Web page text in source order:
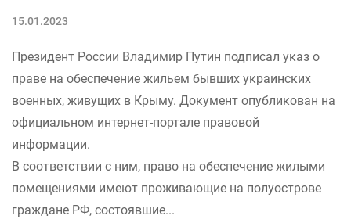
15.01.2023
Президент России Владимир Путин подписал указ о
праве на обеспечение жильем бывших украинских
военных, живущих в Крыму. Документ опубликован на
официальном интернет-портале правовой
информации.
В соответствии с ним, право на обеспечение жилыми
помещениями имеют проживающие на полуострове
граждане РФ, состоявшие...